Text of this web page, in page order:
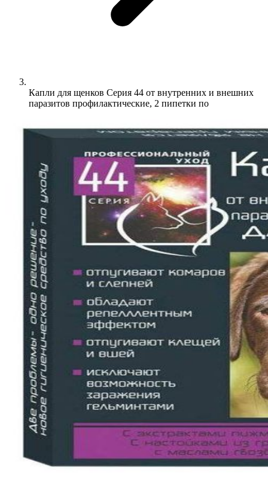
Капли для щенков Серия 44 от внутренних и внешних
паразитов профилактические, 2 пипетки по